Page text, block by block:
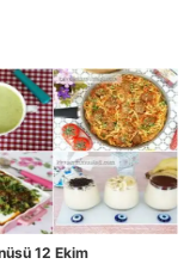
12 Ekim